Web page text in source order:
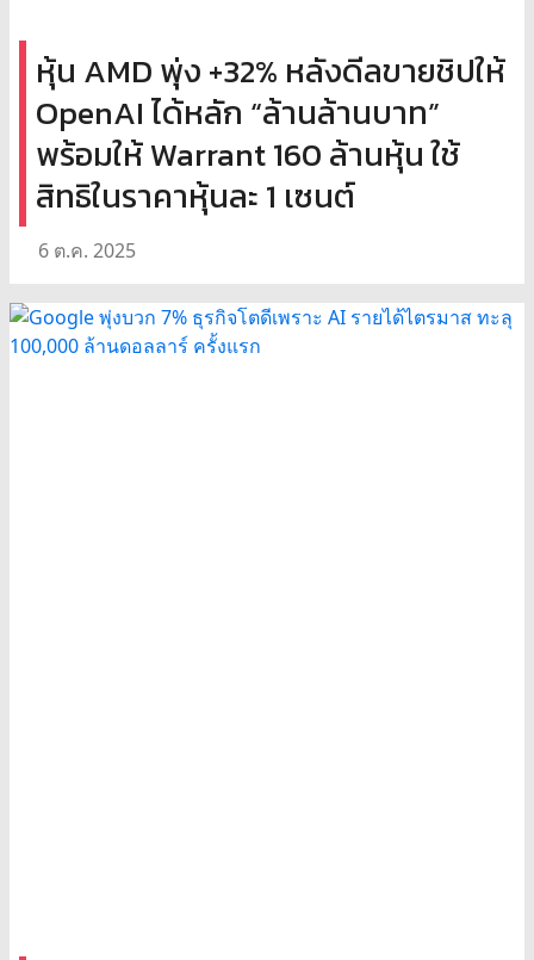
หุ้น AMD พุ่ง +32% หลังดีลขายชิปให้
OpenAI ได้หลัก “ล้านล้านบาท”
พร้อมให้ Warrant 160 ล้านหุ้น ใช้
สิทธิในราคาหุ้นละ 1 เซนต์
6 ต.ค. 2025